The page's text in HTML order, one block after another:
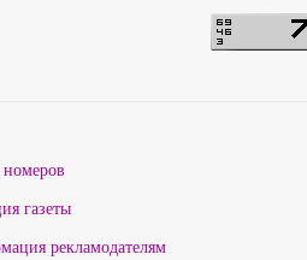
газеты
рекламодателям